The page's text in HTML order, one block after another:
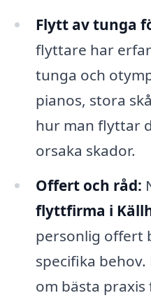
Flytt av tunga
flyttare har
tunga och
pianos, stora
hur man flyttar
orsaka skador.
Offert och råd:
flyttfirma i
personlig offert
specifika behov.
om bästa